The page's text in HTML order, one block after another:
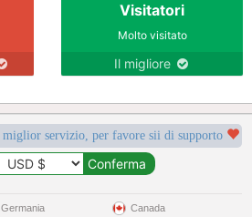
Visitatori
Molto visitato
Il migliore
servizio, per favore sii di supporto
Germania Canada